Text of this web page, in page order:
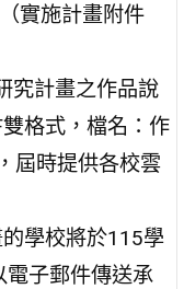
實施計畫附件
究計畫之作品說
格式，檔名：作
屆時提供各校雲
學校將於115學
電子郵件傳送承